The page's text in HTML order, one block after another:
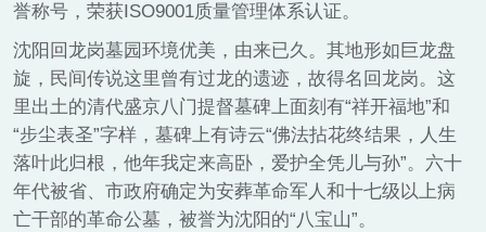
誉称号，荣获ISO9001质量管理体系认证。
沈阳回龙岗墓园环境优美，由来已久。其地形如巨龙盘
旋，民间传说这里曾有过龙的遗迹，故得名回龙岗。这
里出土的清代盛京八门提督墓碑上面刻有“祥开福地”和
“步尘表圣”字样，墓碑上有诗云“佛法拈花终结果，人生
落叶此归根，他年我定来高卧，爱护全凭儿与孙”。六十
年代被省、市政府确定为安葬革命军人和十七级以上病
亡干部的革命公墓，被誉为沈阳的“八宝山”。